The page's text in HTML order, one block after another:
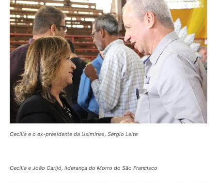
Cecília e o ex-presidente da Usiminas, Sérgio Leite
Cecília e João Carijó, liderança do Morro do São Francisco